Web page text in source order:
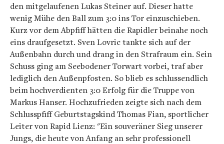
den mitgelaufenen Lukas Steiner auf. Dieser hatte
wenig Mühe den Ball zum 3:0 ins Tor einzuschieben.
Kurz vor dem Abpfiff hätten die Rapidler beinahe noch
eins draufgesetzt. Sven Lovric tankte sich auf der
Außenbahn durch und drang in den Strafraum ein. Sein
Schuss ging am Seebodener Torwart vorbei, traf aber
lediglich den Außenpfosten. So blieb es schlussendlich
beim hochverdienten 3:0 Erfolg für die Truppe von
Markus Hanser. Hochzufrieden zeigte sich nach dem
Schlusspfiff Geburtstagskind Thomas Fian, sportlicher
Leiter von Rapid Lienz: "Ein souveräner Sieg unserer
Jungs, die heute von Anfang an sehr professionell